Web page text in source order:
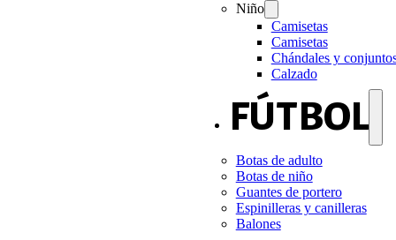
Niño
Camisetas
Camisetas
Chándales y
Calzado
FÚTBOL
Botas de adulto
Botas de niño
Guantes de portero
Espinilleras y canilleras
Balones